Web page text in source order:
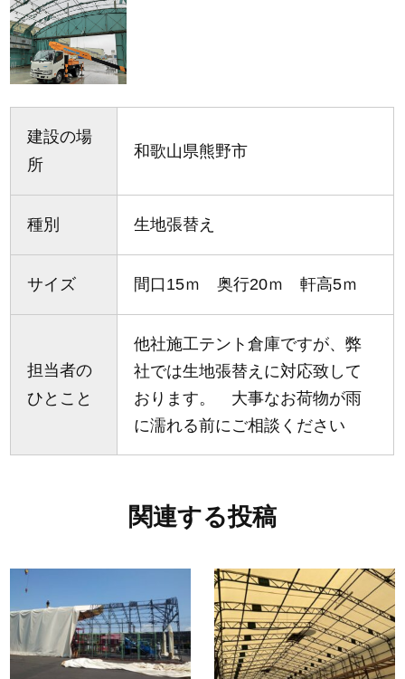
建設の場
所
和歌山県熊野市
種別 生地張替え
サイズ 間口15ｍ 奥行20ｍ 軒高5ｍ
担当者の
ひとこと
他社施工テント倉庫ですが、弊
社では生地張替えに対応致して
おります。 大事なお荷物が雨
に濡れる前にご相談ください
関連する投稿